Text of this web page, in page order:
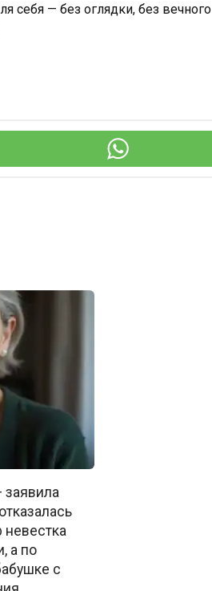
себя — без оглядки, без вечного
невестка
а по
с